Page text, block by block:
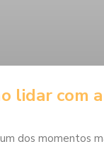
lidar com
dos momentos